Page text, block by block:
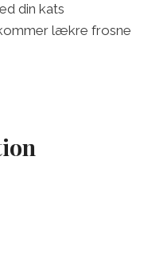
din kats
lækre frosne